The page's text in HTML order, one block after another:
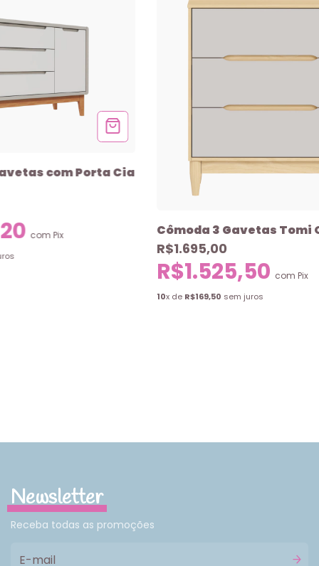
com Porta Cia
com Pix Cômoda 3 Gavetas Tomi
R$1.695,00
R$1.525,50 com Pix
10x de R$169,50 sem juros
Newsletter
Receba todas as promoções